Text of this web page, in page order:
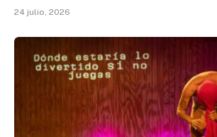
24 julio, 2026